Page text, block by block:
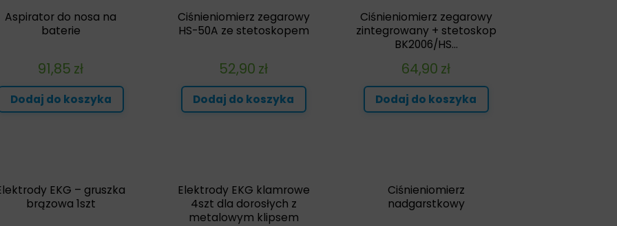
Aspirator do nosa na
baterie
91,85 zł
Dodaj do koszyka
Ciśnieniomierz zegarowy
HS-50A ze stetoskopem
52,90 zł
Dodaj do koszyka
Ciśnieniomierz zegarowy
zintegrowany + stetoskop
BK2006/HS...
64,90 zł
Dodaj do koszyka
EKG – gruszka
brązowa 1szt
Elektrody EKG klamrowe
4szt dla dorosłych z
metalowym klipsem
Ciśnieniomierz
nadgarstkowy